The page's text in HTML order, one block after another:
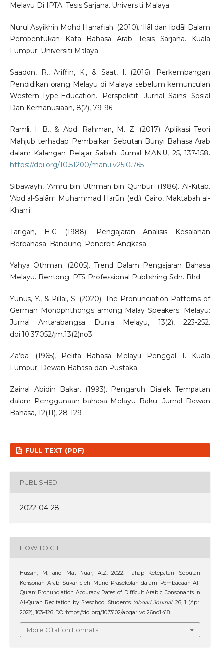
Melayu Di IPTA. Tesis Sarjana. Universiti Malaya
Nurul Asyikhin Mohd Hanafiah. (2010). ‘Ilāl dan Ibdāl Dalam
Pembentukan Kata Bahasa Arab. Tesis Sarjana. Kuala
Lumpur: Universiti Malaya
Saadon, R., Ariffin, K., & Saat, I. (2016). Perkembangan
Pendidikan orang Melayu di Malaya sebelum kemunculan
Western-Type-Education. Perspektif: Jurnal Sains Sosial
Dan Kemanusiaan, 8(2), 79-96.
Ramli, I. B., & Abd. Rahman, M. Z. (2017). Aplikasi Teori
Mahjub terhadap Pembaikan Sebutan Bunyi Bahasa Arab
dalam Kalangan Pelajar Sabah. Jurnal MANU, 25, 137-158.
https://doi.org/10.51200/manu.v25i0.765
Sībawayh, ‘Amru bin Uthmān bin Qunbur. (1986). Al-Kitāb.
‘Abd al-Salām Muhammad Harūn (ed.). Cairo, Maktabah al-
Khanji.
Tarigan, H.G (1988). Pengajaran Analisis Kesalahan
Berbahasa. Bandung: Penerbit Angkasa.
Yahya Othman. (2005). Trend Dalam Pengajaran Bahasa
Melayu. Bentong: PTS Professional Publishing Sdn. Bhd.
Yunus, Y., & Pillai, S. (2020). The Pronunciation Patterns of
German Monophthongs among Malay Speakers. Melayu:
Jurnal Antarabangsa Dunia Melayu, 13(2), 223-252.
doi:10.37052/jm.13(2)no3.
Za’ba. (1965), Pelita Bahasa Melayu Penggal 1. Kuala
Lumpur: Dewan Bahasa dan Pustaka.
Zainal Abidin Bakar. (1993). Pengaruh Dialek Tempatan
dalam Penggunaan bahasa Melayu Baku. Jurnal Dewan
Bahasa, 12(11), 28-129.
FULL TEXT (PDF)
PUBLISHED
2022-04-28
HOW TO CITE
Hussin, M. and Mat Nuar, A.Z. 2022. Tahap Ketepatan Sebutan
Konsonan Arab Sukar oleh Murid Prasekolah dalam Pembacaan Al-
Quran: Pronunciation Accuracy Rates of Difficult Arabic Consonants in
Al-Quran Recitation by Preschool Students. ‘Abqari Journal. 26, 1 (Apr.
2022), 103–126. DOI:https://doi.org/10.33102/abqari.vol26no1.418.
More Citation Formats